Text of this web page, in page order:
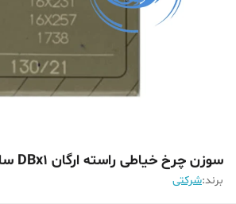
سوزن چرخ خیاطی راسته ارگان DBx1 سایز ۲۱
برند:شرکتی